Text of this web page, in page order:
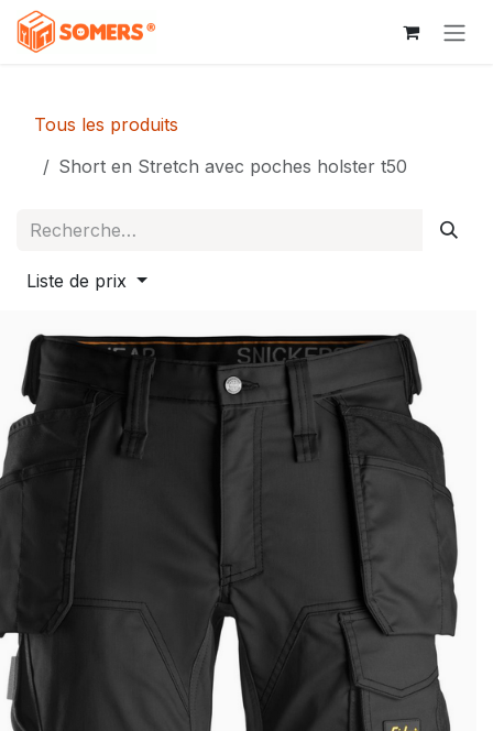
Se rendre au contenu
Tous les produits
Short en Stretch avec poches holster t50
Liste de prix